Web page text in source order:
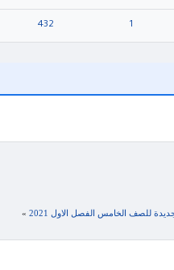
1
432
للصف الخامس الفصل الاول 2021 »